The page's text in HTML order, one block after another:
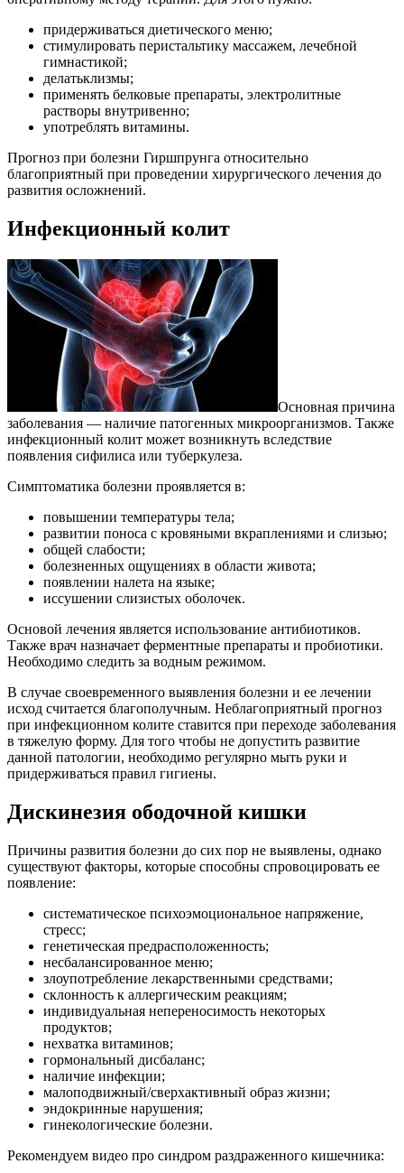
придерживаться диетического меню;
стимулировать перистальтику массажем, лечебной
гимнастикой;
делатьклизмы;
применять белковые препараты, электролитные
растворы внутривенно;
употреблять витамины.
Прогноз при болезни Гиршпрунга относительно
благоприятный при проведении хирургического лечения до
развития осложнений.
Инфекционный колит
Основная причина
заболевания — наличие патогенных микроорганизмов. Также
инфекционный колит может возникнуть вследствие
появления сифилиса или туберкулеза.
Симптоматика болезни проявляется в:
повышении температуры тела;
развитии поноса с кровяными вкраплениями и слизью;
общей слабости;
болезненных ощущениях в области живота;
появлении налета на языке;
иссушении слизистых оболочек.
Основой лечения является использование антибиотиков.
Также врач назначает ферментные препараты и пробиотики.
Необходимо следить за водным режимом.
В случае своевременного выявления болезни и ее лечении
исход считается благополучным. Неблагоприятный прогноз
при инфекционном колите ставится при переходе заболевания
в тяжелую форму. Для того чтобы не допустить развитие
данной патологии, необходимо регулярно мыть руки и
придерживаться правил гигиены.
Дискинезия ободочной кишки
Причины развития болезни до сих пор не выявлены, однако
существуют факторы, которые способны спровоцировать ее
появление:
систематическое психоэмоциональное напряжение,
стресс;
генетическая предрасположенность;
несбалансированное меню;
злоупотребление лекарственными средствами;
склонность к аллергическим реакциям;
индивидуальная непереносимость некоторых
продуктов;
нехватка витаминов;
гормональный дисбаланс;
наличие инфекции;
малоподвижный/сверхактивный образ жизни;
эндокринные нарушения;
гинекологические болезни.
Рекомендуем видео про синдром раздраженного кишечника: